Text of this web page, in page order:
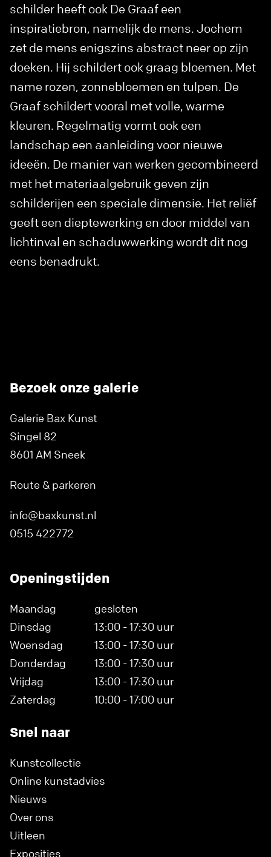
schilder heeft ook De Graaf een
inspiratiebron, namelijk de mens. Jochem
zet de mens enigszins abstract neer op zijn
doeken. Hij schildert ook graag bloemen. Met
name rozen, zonnebloemen en tulpen. De
Graaf schildert vooral met volle, warme
kleuren. Regelmatig vormt ook een
landschap een aanleiding voor nieuwe
ideeën. De manier van werken gecombineerd
met het materiaalgebruik geven zijn
schilderijen een speciale dimensie. Het reliëf
geeft een dieptewerking en door middel van
lichtinval en schaduwwerking wordt dit nog
eens benadrukt.
Bezoek onze galerie
Galerie Bax Kunst
Singel 82
8601 AM Sneek
Route & parkeren
info@baxkunst.nl
0515 422772
Openingstijden
Maandag
gesloten
Dinsdag
13:00 - 17:30 uur
Woensdag
13:00 - 17:30 uur
Donderdag
13:00 - 17:30 uur
Vrijdag
13:00 - 17:30 uur
Zaterdag
10:00 - 17:00 uur
Snel naar
Kunstcollectie
Online kunstadvies
Nieuws
Over ons
Uitleen
Exposities